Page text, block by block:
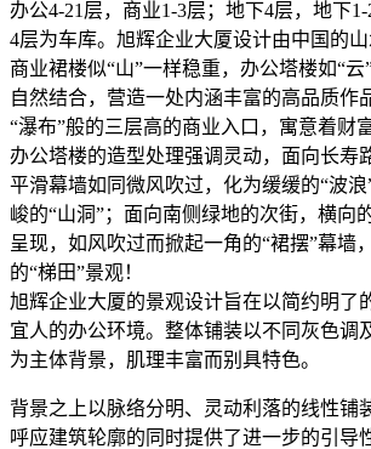
办公4-21层，商业1-3层；地下4层，地下
4层为车库。旭辉企业大厦设计由中国的山
商业裙楼似“山”一样稳重，办公塔楼如“
自然结合，营造一处内涵丰富的高品质作
“瀑布”般的三层高的商业入口，寓意着财
办公塔楼的造型处理强调灵动，面向长寿
平滑幕墙如同微风吹过，化为缓缓的“波
峻的“山洞”；面向南侧绿地的次街，横向
呈现，如风吹过而掀起一角的“裙摆”幕墙
的“梯田”景观！
旭辉企业大厦的景观设计旨在以简约明了
宜人的办公环境。整体铺装以不同灰色调
为主体背景，肌理丰富而别具特色。
背景之上以脉络分明、灵动利落的线性铺
呼应建筑轮廓的同时提供了进一步的引导